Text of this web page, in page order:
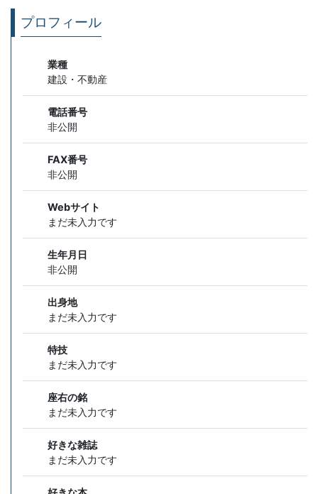
プロフィール
業種
建設・不動産
電話番号
非公開
FAX番号
非公開
Webサイト
まだ未入力です
生年月日
非公開
出身地
まだ未入力です
特技
まだ未入力です
座右の銘
まだ未入力です
好きな雑誌
まだ未入力です